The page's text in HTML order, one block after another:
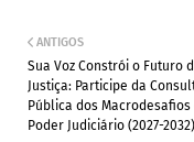
ANTIGOS
Sua Voz Constrói o Futuro
Justiça: Participe da
Pública dos Macrodesafios
Poder Judiciário (2027-2032)